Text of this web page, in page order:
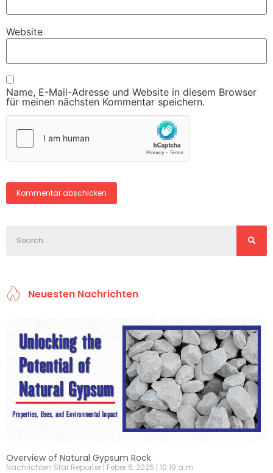
Website
Name, E-Mail-Adresse und Website in diesem Browser
für meinen nächsten Kommentar speichern.
Neuesten Nachrichten
Overview of Natural Gypsum Rock
Nachrichten Star Reporter Feber 6, 2025 10:19 a.m.